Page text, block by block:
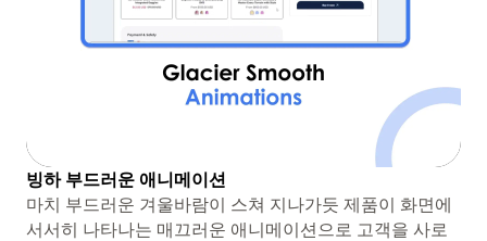
빙하 부드러운 애니메이션
마치 부드러운 겨울바람이 스쳐 지나가듯 제품이 화면에
서서히 나타나는 매끄러운 애니메이션으로 고객을 사로